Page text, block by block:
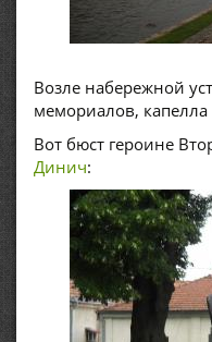
Возле набережной
мемориалов,
Вот бюст героине
Динич: